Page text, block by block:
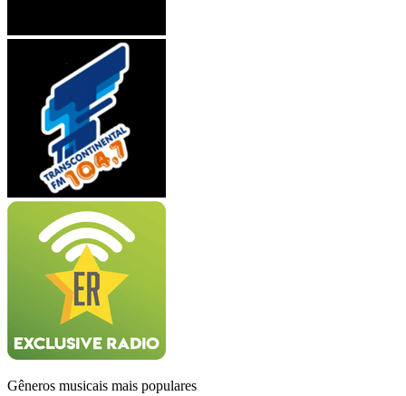
Gêneros musicais mais populares